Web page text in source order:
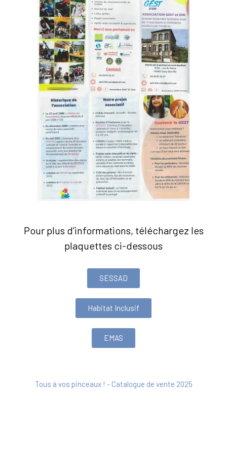
Pour plus d’informations, téléchargez les
plaquettes ci-dessous
SESSAD
Habitat Inclusif
EMAS
Tous à vos pinceaux ! - Catalogue de vente 2025